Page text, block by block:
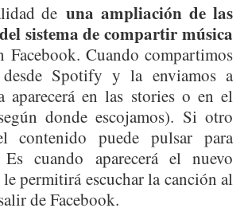
deuna ampliación de las
sistema de compartir música
Facebook. Cuando compartimos
Spotify y la enviamos a
aparecerá en las stories o en el
donde escojamos). Si otro
contenido puede pulsar para
cuando aparecerá el nuevo
permitirá escuchar la canción al
de Facebook.